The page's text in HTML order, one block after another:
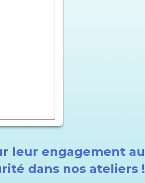
leur engagement au
dans nos ateliers !